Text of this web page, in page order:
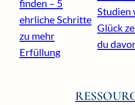
finden – 5
ehrliche Schritte
zu mehr
Erfüllung
Studien
Glück
du